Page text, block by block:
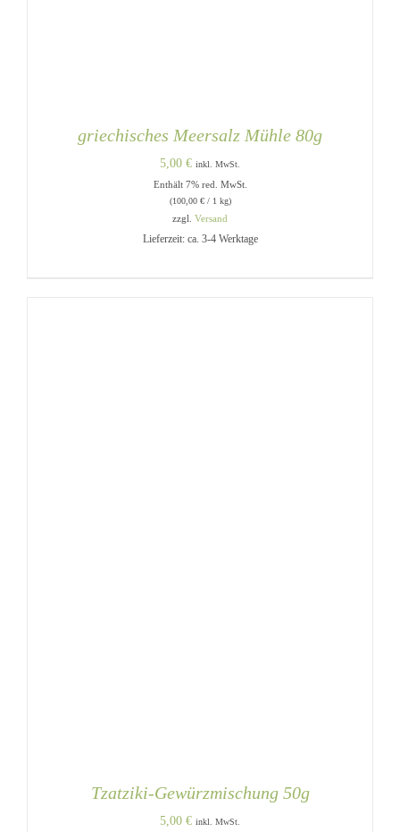
griechisches Meersalz Mühle 80g
5,00 € inkl. MwSt.
Enthält 7% red. MwSt.
(100,00 €/ 1 kg)
zzgl. Versand
Lieferzeit: ca. 3-4 Werktage
Tzatziki-Gewürzmischung 50g
5,00 € inkl. MwSt.